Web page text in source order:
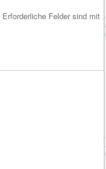
Erforderliche Felder sind mit